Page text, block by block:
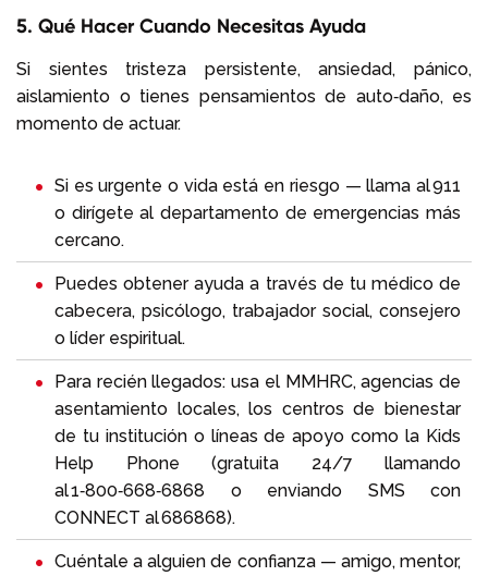
5. Qué Hacer Cuando Necesitas Ayuda
Si sientes tristeza persistente, ansiedad, pánico,
aislamiento o tienes pensamientos de auto‑daño, es
momento de actuar.
Si es urgente o vida está en riesgo — llama al 911
o dirígete al departamento de emergencias más
cercano.
Puedes obtener ayuda a través de tu médico de
cabecera, psicólogo, trabajador social, consejero
o líder espiritual.
Para recién llegados: usa el MMHRC, agencias de
asentamiento locales, los centros de bienestar
de tu institución o líneas de apoyo como la Kids
Help Phone (gratuita 24/7 llamando
al 1‑800‑668‑6868 o enviando SMS con
CONNECT al 686868).
Cuéntale a alguien de confianza — amigo, mentor,